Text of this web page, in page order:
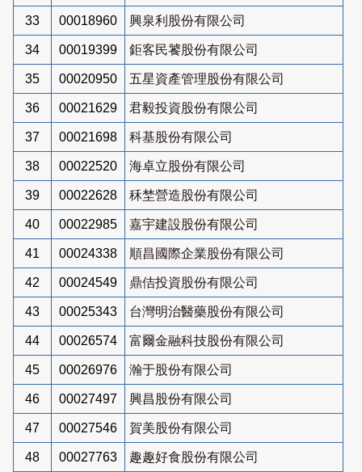
33 00018960 興泉利股份有限公司
34 00019399 鉅客民饕股份有限公司
35 00020950 五星資產管理股份有限公司
36 00021629 君毅投資股份有限公司
37 00021698 科基股份有限公司
38 00022520 海卓立股份有限公司
39 00022628 秝埜營造股份有限公司
40 00022985 嘉宇建設股份有限公司
41 00024338 順昌國際企業股份有限公司
42 00024549 鼎佶投資股份有限公司
43 00025343 台灣明治醫藥股份有限公司
44 00026574 富爾金融科技股份有限公司
45 00026976 瀚于股份有限公司
46 00027497 興昌股份有限公司
47 00027546 賀美股份有限公司
48 00027763 趣趣好食股份有限公司